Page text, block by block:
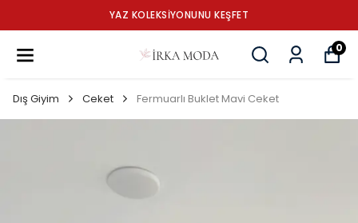
YAZ KOLEKSİYONUNU KEŞFET
0
Dış Giyim Ceket Fermuarlı Buklet Mavi Ceket